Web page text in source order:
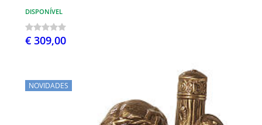
DISPONÍVEL
€ 309,00
NOVIDADES